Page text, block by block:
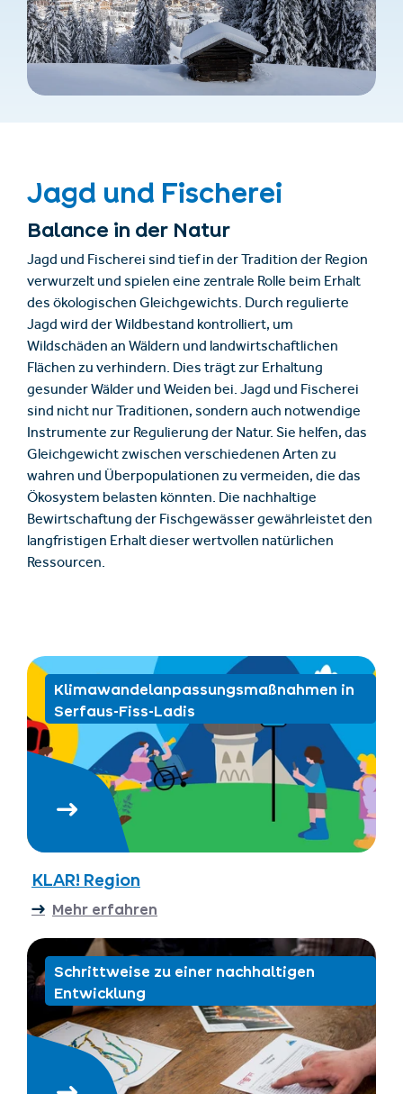
Jagd und Fischerei
Balance in der Natur
Jagd und Fischerei sind tief in der Tradition der Region
verwurzelt und spielen eine zentrale Rolle beim Erhalt
des ökologischen Gleichgewichts. Durch regulierte
Jagd wird der Wildbestand kontrolliert, um
Wildschäden an Wäldern und landwirtschaftlichen
Flächen zu verhindern. Dies trägt zur Erhaltung
gesunder Wälder und Weiden bei. Jagd und Fischerei
sind nicht nur Traditionen, sondern auch notwendige
Instrumente zur Regulierung der Natur. Sie helfen, das
Gleichgewicht zwischen verschiedenen Arten zu
wahren und Überpopulationen zu vermeiden, die das
Ökosystem belasten könnten. Die nachhaltige
Bewirtschaftung der Fischgewässer gewährleistet den
langfristigen Erhalt dieser wertvollen natürlichen
Ressourcen.
Klimawandelanpassungsmaßnahmen in
Serfaus-Fiss-Ladis
KLAR! Region
Mehr erfahren
Schrittweise zu einer nachhaltigen
Entwicklung